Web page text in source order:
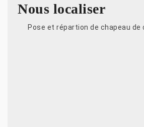
Nous localiser
Pose et répartion de chapeau de